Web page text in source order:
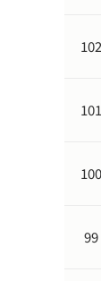
102
101
100
99